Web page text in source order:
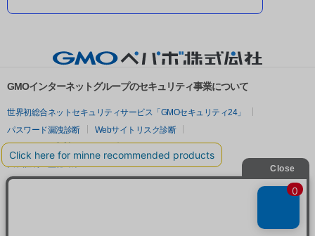
GMOインターネットグループのセキュリティ事業について
世界初総合ネットセキュリティサービス「GMOセキュリティ24」
パスワード漏洩診断
Webサイトリスク診断
セキュリティ相談AIチャットボット
実在証明・盗聴対策
サイバー攻撃対策（GMOサイバーセキュリティ byイエラエ）